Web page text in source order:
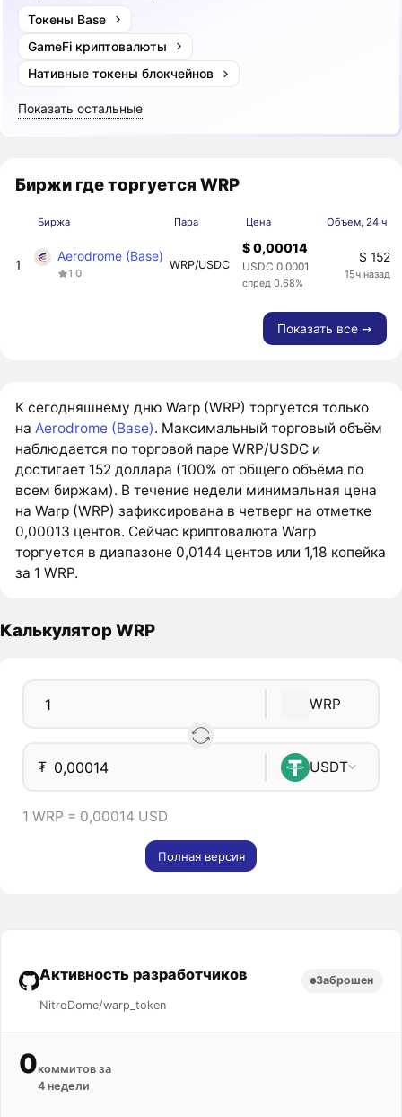
Токены Base
GameFi криптовалюты
Нативные токены блокчейнов
Показать остальные
Биржи где торгуется WRP
Биржа Пара Цена Объем, 24 ч
1
Aerodrome (Base)
1,0
WRP/USDC
$ 0,00014
USDC 0,0001
спред 0.68%
$ 152
15ч назад
Показать все ➙
К сегодняшнему дню Warp (WRP) торгуется только
на Aerodrome (Base). Максимальный торговый объём
наблюдается по торговой паре WRP/USDC и
достигает 152 доллара (100% от общего объёма по
всем биржам). В течение недели минимальная цена
на Warp (WRP) зафиксирована в четверг на отметке
0,00013 центов. Сейчас криптовалюта Warp
торгуется в диапазоне 0,0144 центов или 1,18 копейка
за 1 WRP.
Калькулятор WRP
WRP
₮ USDT
1 WRP = 0,00014 USD
Полная версия
Активность разработчиков
NitroDome/warp_token
Заброшен
0коммитов за
4 недели